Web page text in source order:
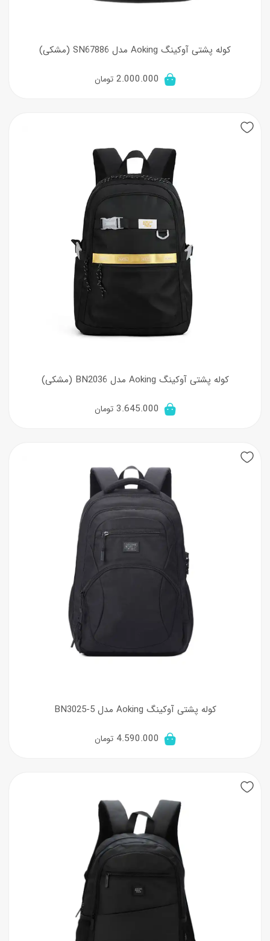
کوله پشتی آوکینگ Aoking مدل SN67886 (مشکی)
2.000.000 تومان
کوله پشتی آوکینگ Aoking مدل BN2036 (مشکی)
3.645.000 تومان
کوله پشتی آوکینگ Aoking مدل BN3025-5
4.590.000 تومان